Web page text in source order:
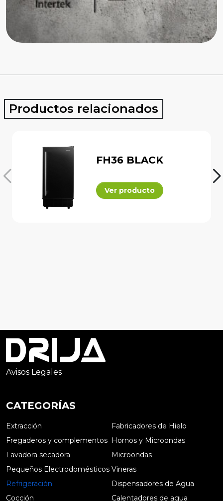
Productos relacionados
FH36 BLACK
Ver producto
Avisos Legales
CATEGORÍAS
Extracción
Fabricadores de Hielo
Fregaderos y complementos Hornos y Microondas
Lavadora secadora
Microondas
Pequeños Electrodomésticos Vineras
Refrigeración
Dispensadores de Agua
Cocción
Calentadores de agua